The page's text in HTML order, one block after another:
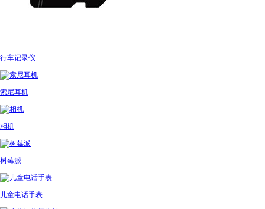
行车记录仪
索尼耳机
相机
树莓派
儿童电话手表